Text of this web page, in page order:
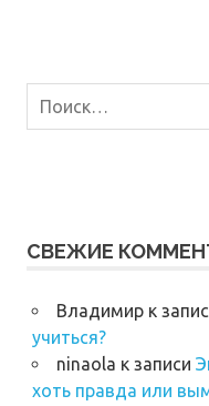
СВЕЖИЕ
Владимирк
учиться?
ninaola к записи
хоть правда или